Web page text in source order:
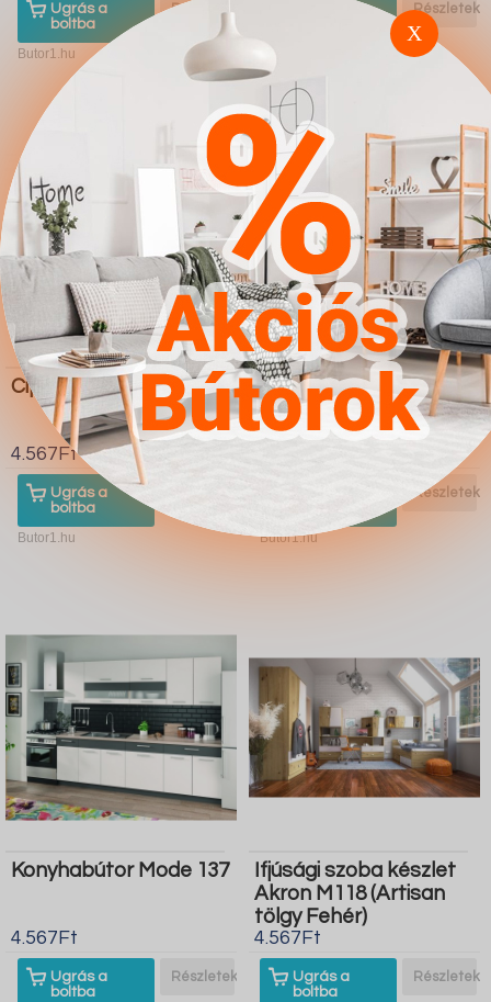
Ugrás a
boltba
Részletek
Butor1.hu
Részletek
Cipőtároló Dallas 4300
4.567Ft
Ugrás a
boltba
Butor1.hu
Nappali szett Charlotte
185 (Fehér Craft tölgy)
Részletek
Butor1.hu
Konyhabútor Mode 137
4.567Ft
Ugrás a
boltba
Részletek
Ifjúsági szoba készlet
Akron M118 (Artisan
tölgy Fehér)
4.567Ft
Ugrás a
boltba
Részletek
X